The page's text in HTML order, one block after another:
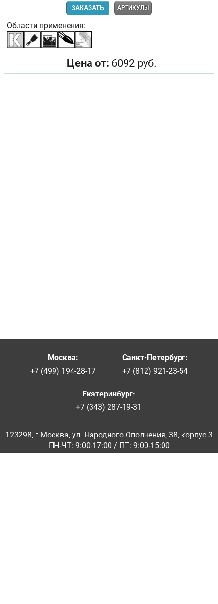
ЗАКАЗАТЬ АРТИКУЛЫ
Области применения:
Цена от: 6092 руб.
Москва:
+7 (499) 194-28-17
Санкт-Петербург:
+7 (812) 921-23-54
Екатеринбург:
+7 (343) 287-19-31
123298, г.Москва, ул. Народного Ополчения, 38, корпус 3
ПН-ЧТ: 9:00-17:00 / ПТ: 9:00-15:00